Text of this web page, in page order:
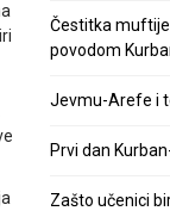
Čestitka
povodom
Jevmu-Arefe i
Prvi dan
Zašto učenici